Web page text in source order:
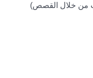
من خلال القصص)